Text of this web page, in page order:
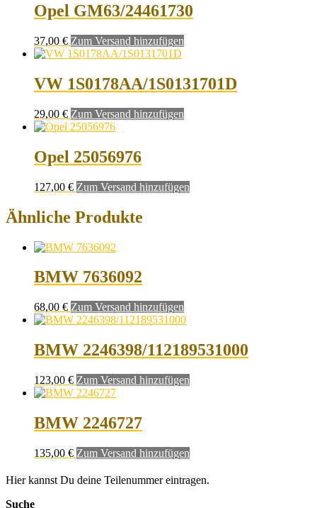
Opel GM63/24461730
37,00 € Zum Versand hinzufügen
VW 1S0178AA/1S0131701D
29,00 € Zum Versand hinzufügen
Opel 25056976
127,00 € Zum Versand hinzufügen
Ähnliche Produkte
BMW 7636092
68,00 € Zum Versand hinzufügen
BMW 2246398/112189531000
123,00 € Zum Versand hinzufügen
BMW 2246727
135,00 € Zum Versand hinzufügen
Hier kannst Du deine Teilenummer eintragen.
Suche